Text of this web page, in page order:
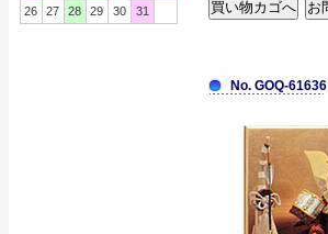
26
27 28 29 30 31
No. GOQ-61636